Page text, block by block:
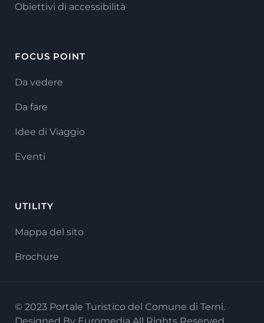
Obiettivi di accessibilità
FOCUS POINT
Da vedere
Da fare
Idee di Viaggio
Eventi
UTILITY
Mappa del sito
Brochure
© 2023 Portale Turistico del Comune di Terni.